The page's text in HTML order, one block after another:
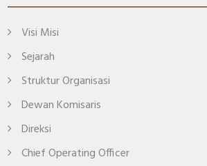
Visi Misi
Sejarah
Struktur Organisasi
Dewan Komisaris
Direksi
Chief Operating Officer